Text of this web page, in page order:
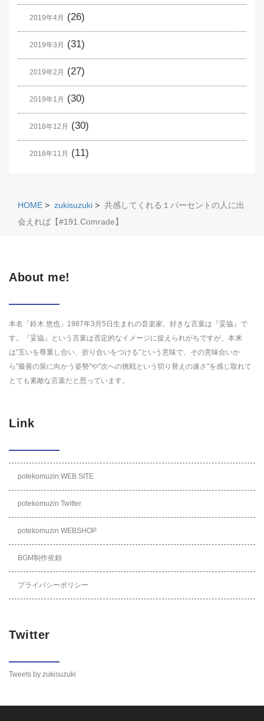
2019年4月 (26)
2019年3月 (31)
2019年2月 (27)
2019年1月 (30)
2018年12月 (30)
2018年11月 (11)
HOME > zukisuzuki > 共感してくれる１パーセントの人に出
会えれば【#191.Comrade】
About me!
本名「鈴木 悠也」1987年3月5日生まれの音楽家。好きな言葉は『妥協』で
す。『妥協』という言葉は否定的なイメージに捉えられがちですが、本来
は“互いを尊重し合い、折り合いをつける”という意味で、その意味合いか
ら"最善の策に向かう姿勢"や"次への挑戦という切り替えの速さ"を感じ取れて
とても素敵な言葉だと思っています。
Link
potekomuzin WEB SITE
potekomuzin Twitter
potekomuzin WEBSHOP
BGM制作依頼
プライバシーポリシー
Twitter
Tweets by zukisuzuki